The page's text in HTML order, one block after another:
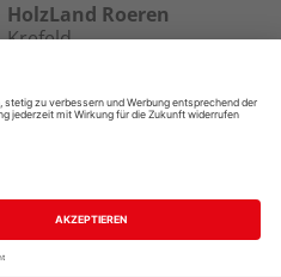
HolzLand Roeren
Krefeld